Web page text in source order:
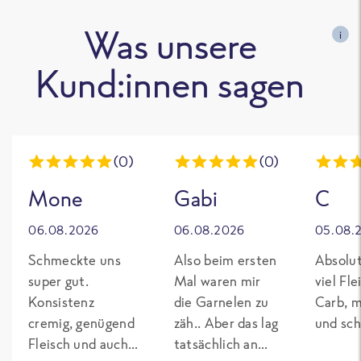
Was unsere
Kund:innen sagen
i
(0)
Mone
06.08.2026
Schmeckte uns
super gut.
Konsistenz
cremig, genügend
Fleisch und auch
(0)
Gabi
06.08.2026
Also beim ersten
Mal waren mir
die Garnelen zu
zäh.. Aber das lag
tatsächlich an
C
viel
Carb,
und